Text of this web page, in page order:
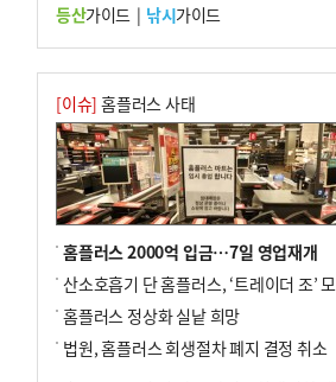
10 탄소흡수력 높여 폭염 대응…부산 도시숲
지도 다시 그린다
등산가이드| 낚시가이드
[이슈] 홈플러스 사태
홈플러스 2000억 입금…7일 영업재개
홈플러스 정상화 실낱 희망
법원, 홈플러스 회생절차 폐지 결정 취소